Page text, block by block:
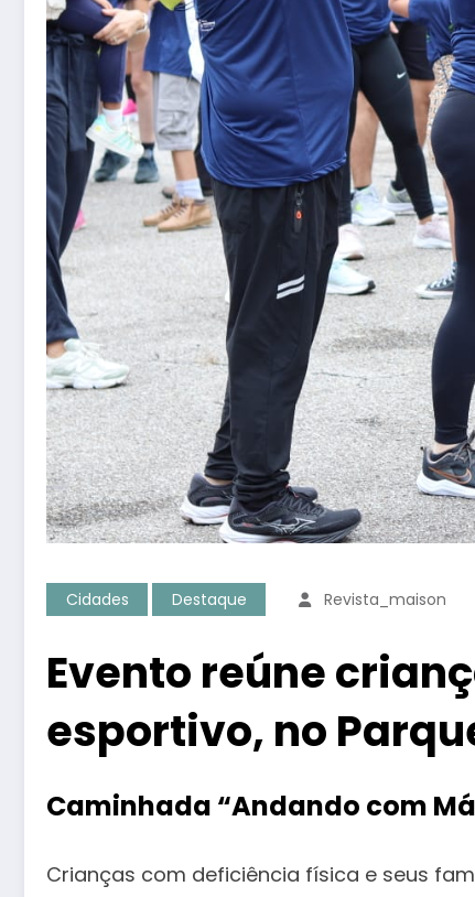
Cidades Destaque Revista_maison
Evento reúne
esportivo, no
Caminhada “Andando com
Crianças com deficiência física e seus